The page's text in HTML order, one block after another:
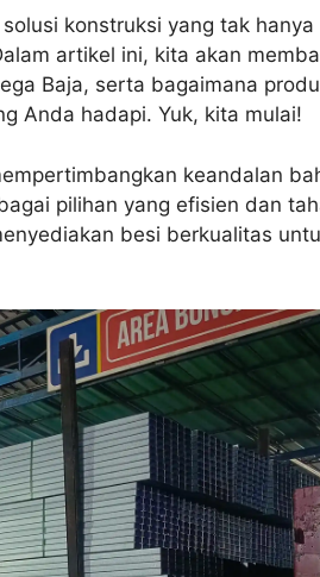
konstruksi yang tak
artikel ini, kita akan
Baja, serta bagaimana
Anda hadapi. Yuk, kita mulai!
keandalan
pilihan yang efisien dan
besi berkualitas